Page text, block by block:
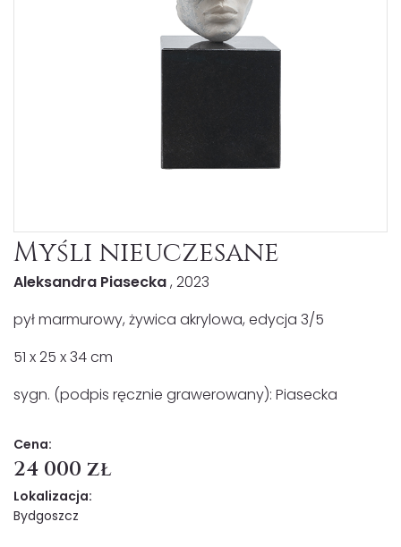
Myśli nieuczesane
Aleksandra Piasecka, 2023
pył marmurowy, żywica akrylowa, edycja 3/5
51 x 25 x 34 cm
sygn. (podpis ręcznie grawerowany): Piasecka
Cena:
24 000 zł
Lokalizacja:
Bydgoszcz